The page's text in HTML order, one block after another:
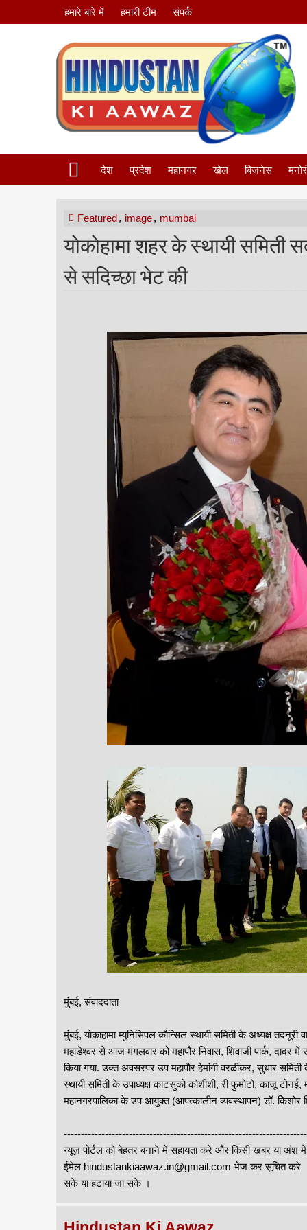
हमारे बारे में हमारी टीम संपर्क
देश प्रदेश महानगर खेल बिजनेस
Featured, image, mumbai
योकोहामा शहर के स्‍थायी समिती
से सदिच्‍छा भेट की
मुंबई, संवाददाता
मुंबई, योकाहामा म्‍युनिसि‍पल कौन्सिल स्‍थायी समिती के अध्‍यक्ष
महाडेश्‍वर से आज मंगलवार को महापौर निवास, शिवाजी पार्क,
किया गया. उक्त अवसरपर उप महापौर हेमांगी वरळीकर, सुधार
स्‍थायी समिती के उपाध्‍यक्ष काटसुको कोशीशी, री फुमोटो, काजू
महानगरपालिका के उप आयुक्त (आपत्‍कालीन व्‍यवस्‍थापन) डॉ. किेशोर
न्यूज़ पोर्टल को बेहतर बनाने में सहायता करे और किसी खबर या अंश मे
ईमेल hindustankiaawaz.in@gmail.com भेज कर सूचित करे ।
सके या हटाया जा सके ।